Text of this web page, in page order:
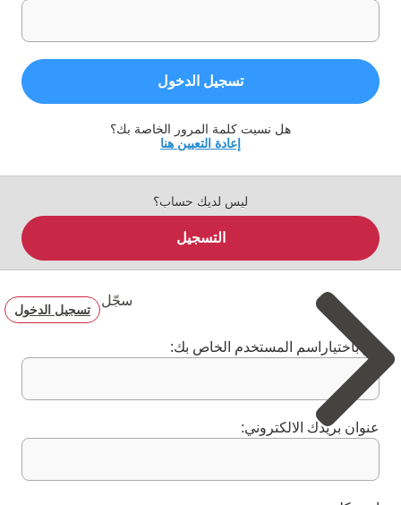
تسجيل الدخول
هل نسيت كلمة المرور الخاصة بك؟
إعادة التعيين هنا
ليس لديك حساب؟
التسجيل
سجّل
تسجيل الدخول
قم باختياراسم المستخدم الخاص بك:
عنوان بريدك الالكتروني: